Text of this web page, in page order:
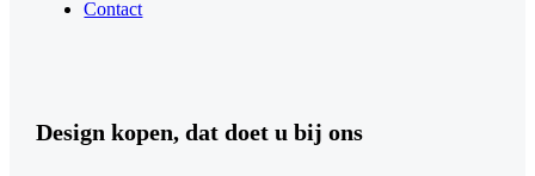
Contact
Design kopen, dat doet u bij ons